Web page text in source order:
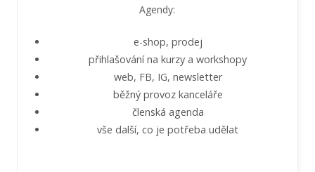
Agendy:
e-shop, prodej
přihlašování na kurzy a workshopy
web, FB, IG, newsletter
běžný provoz kanceláře
členská agenda
vše další, co je potřeba udělat